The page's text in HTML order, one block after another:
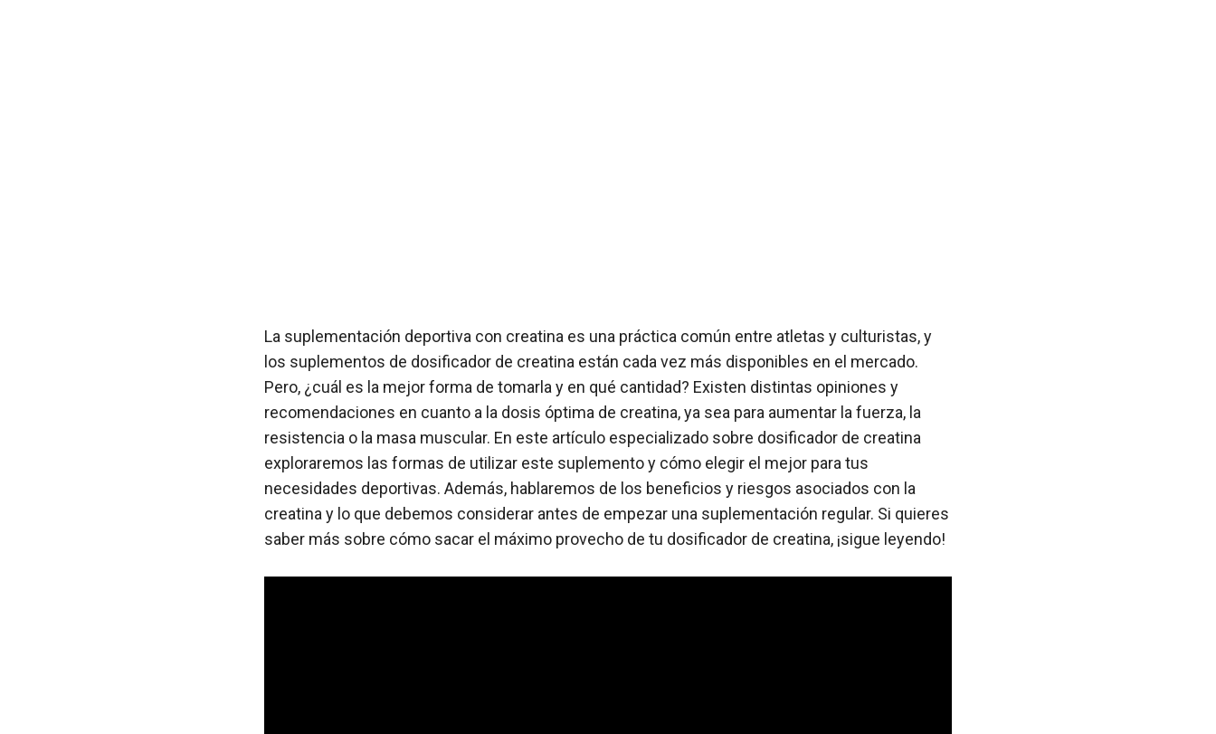
La suplementación deportiva con creatina es una práctica común entre atletas y culturistas, y
los suplementos de dosificador de creatina están cada vez más disponibles en el mercado.
Pero, ¿cuál es la mejor forma de tomarla y en qué cantidad? Existen distintas opiniones y
recomendaciones en cuanto a la dosis óptima de creatina, ya sea para aumentar la fuerza, la
resistencia o la masa muscular. En este artículo especializado sobre dosificador de creatina
exploraremos las formas de utilizar este suplemento y cómo elegir el mejor para tus
necesidades deportivas. Además, hablaremos de los beneficios y riesgos asociados con la
creatina y lo que debemos considerar antes de empezar una suplementación regular. Si quieres
saber más sobre cómo sacar el máximo provecho de tu dosificador de creatina, ¡sigue leyendo!